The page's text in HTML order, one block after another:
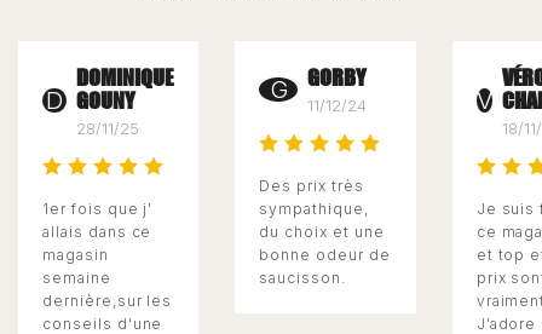
D
DOMINIQUE
GOUNY
28/11/25
1er fois que j'
allais dans ce
magasin
semaine
dernière,sur les
conseils d'une
G GORBY
11/12/24
Des prix très
sympathique,
du choix et une
bonne odeur de
saucisson.
V
18/
Je suis
ce
et top
prix
J’adore